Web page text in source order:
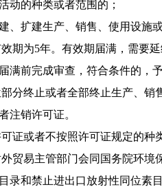
动的种类或者范围的；
、扩建生产、销售、使用设施
期为5年。有效期届满，需要
满前完成审查，符合条件的，
分终止或者全部终止生产、销
注销许可证。
证或者不按照许可证规定的种
贸易主管部门会同国务院环境
录和禁止进出口放射性同位素目